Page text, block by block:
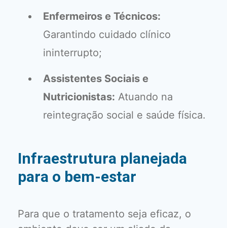
Enfermeiros e Técnicos:
Garantindo cuidado clínico
ininterrupto;
Assistentes Sociais e
Nutricionistas: Atuando na
reintegração social e saúde física.
Infraestrutura planejada
para o bem-estar
Para que o tratamento seja eficaz, o